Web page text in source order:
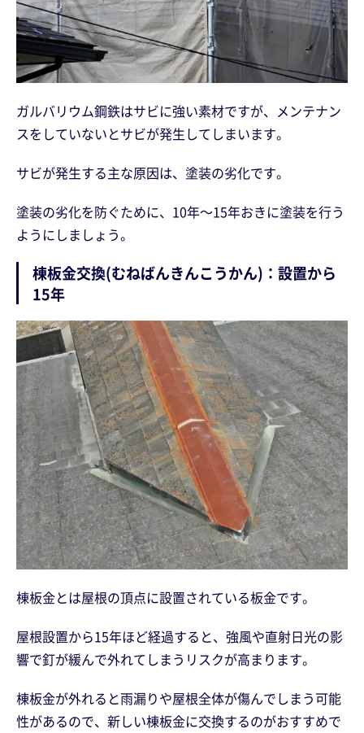
ガルバリウム鋼鉄はサビに強い素材ですが、メンテナン
スをしていないとサビが発生してしまいます。
サビが発生する主な原因は、塗装の劣化です。
塗装の劣化を防ぐために、10年～15年おきに塗装を行う
ようにしましょう。
棟板金交換(むねばんきんこうかん)：設置から
15年
棟板金とは屋根の頂点に設置されている板金です。
屋根設置から15年ほど経過すると、強風や直射日光の影
響で釘が緩んで外れてしまうリスクが高まります。
棟板金が外れると雨漏りや屋根全体が傷んでしまう可能
性があるので、新しい棟板金に交換するのがおすすめで